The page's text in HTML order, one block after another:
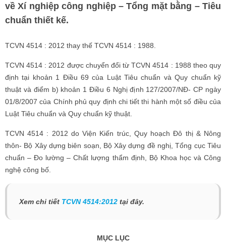
về Xí nghiệp công nghiệp – Tổng mặt bằng – Tiêu
chuẩn thiết kế.
TCVN 4514 : 2012 thay thế TCVN 4514 : 1988.
TCVN 4514 : 2012 được chuyển đổi từ TCVN 4514 : 1988 theo quy
định tại khoản 1 Điều 69 của Luật Tiêu chuẩn và Quy chuẩn kỹ
thuật và điểm b) khoản 1 Điều 6 Nghị định 127/2007/NĐ- CP ngày
01/8/2007 của Chính phủ quy định chi tiết thi hành một số điều của
Luật Tiêu chuẩn và Quy chuẩn kỹ thuật.
TCVN 4514 : 2012 do Viện Kiến trúc, Quy hoạch Đô thị & Nông
thôn- Bộ Xây dựng biên soạn, Bộ Xây dựng đề nghị, Tổng cục Tiêu
chuẩn – Đo lường – Chất lượng thẩm định, Bộ Khoa học và Công
nghệ công bố.
Xem chi tiết TCVN 4514:2012 tại đây.
MỤC LỤC